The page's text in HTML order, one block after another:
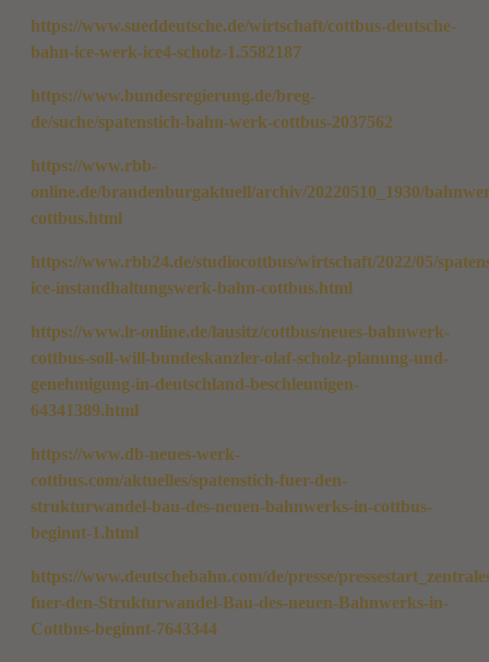
https://www.sueddeutsche.de/wirtschaft/cottbus-deutsche-
bahn-ice-werk-ice4-scholz-1.5582187
https://www.bundesregierung.de/breg-
de/suche/spatenstich-bahn-werk-cottbus-2037562
https://www.rbb-
online.de/brandenburgaktuell/archiv/20220510_1930/
cottbus.html
https://www.rbb24.de/studiocottbus/wirtschaft/2022/05/
ice-instandhaltungswerk-bahn-cottbus.html
https://www.lr-online.de/lausitz/cottbus/neues-bahnwerk-
cottbus-soll-will-bundeskanzler-olaf-scholz-planung-und-
genehmigung-in-deutschland-beschleunigen-
64341389.html
https://www.db-neues-werk-
cottbus.com/aktuelles/spatenstich-fuer-den-
strukturwandel-bau-des-neuen-bahnwerks-in-cottbus-
beginnt-1.html
https://www.deutschebahn.com/de/presse/
fuer-den-Strukturwandel-Bau-des-neuen-Bahnwerks-in-
Cottbus-beginnt-7643344